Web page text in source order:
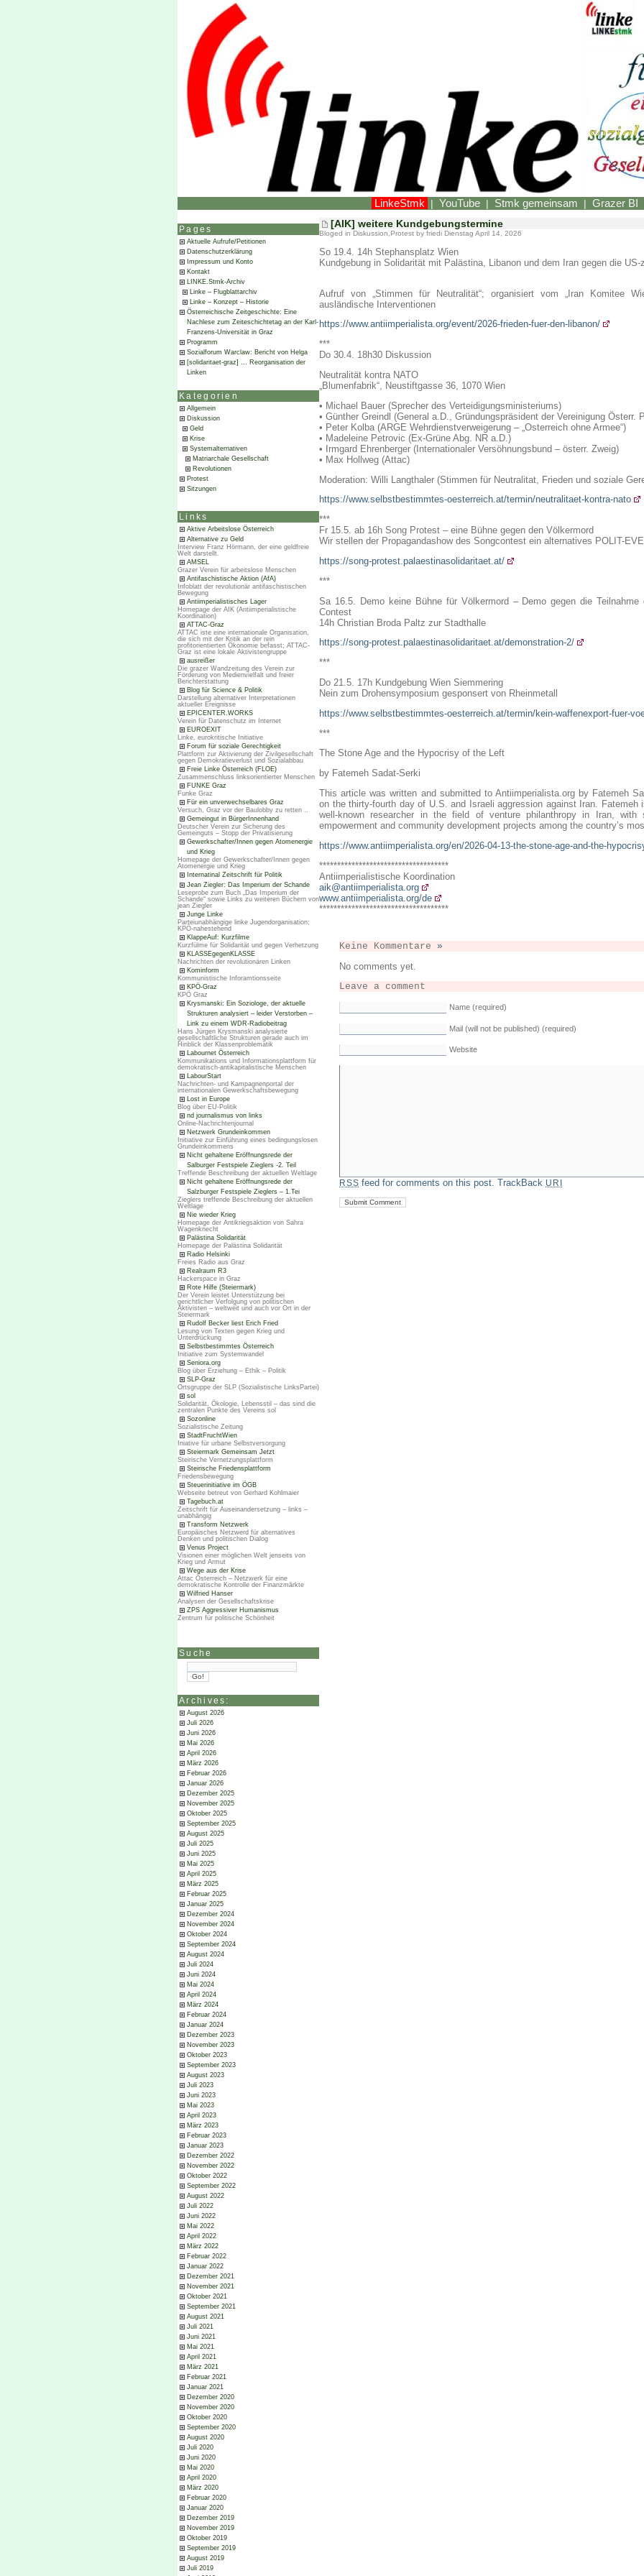
LinkeStmk | YouTube | Stmk gemeinsam | Grazer BI
Pages
Aktuelle Aufrufe/Petitionen
Datenschutzerklärung
Impressum und Konto
Kontakt
LINKE.Stmk-Archiv
Linke – Flugblattarchiv
Linke – Konzept – Historie
Österreichische Zeitgeschichte: Eine
Nachlese zum Zeiteschichtetag an der Karl-
Franzens-Universität in Graz
Programm
Sozialforum Warclaw: Bericht von Helga
[solidaritaet-graz] … Reorganisation der
Linken
Kategorien
Allgemein
Diskussion
Geld
Krise
Systemalternativen
Matriarchale Gesellschaft
Revolutionen
Protest
Sitzungen
Links
Aktive Arbeitslose Österreich
Alternative zu Geld
Interview Franz Hörmann, der eine geldfreie
Welt darstellt.
AMSEL
Grazer Verein für arbeitslose Menschen
Antifaschistische Aktion (AfA)
Infoblatt der revolutionär antifaschistischen
Bewegung
Antiimperialistisches Lager
Homepage der AIK (Antiimperialistische
Koordination)
ATTAC-Graz
ATTAC iste eine internationale Organisation,
die sich mit der Kritik an der rein
profitorientierten Ökonomie befasst; ATTAC-
Graz ist eine lokale Aktivistengruppe
ausreißer
Die grazer Wandzeitung des Verein zur
Förderung von Medienvielfalt und freier
Berichterstattung
Blog für Science & Politik
Darstellung alternativer Interpretationen
aktueller Ereignisse
EPICENTER.WORKS
Verein für Datenschutz im Internet
EUROEXIT
Linke, eurokritische Initiative
Forum für soziale Gerechtigkeit
Plattform zur Aktivierung der Zivilgesellschaft
gegen Demokratieverlust und Sozialabbau
Freie Linke Österreich (FLOE)
Zusammenschluss linksorientierter Menschen
FUNKE Graz
Funke Graz
Für ein unverwechselbares Graz
Versuch, Graz vor der Baulobby zu retten ..
Gemeingut in BürgerInnenhand
Deutscher Verein zur Sicherung des
Gemeinguts – Stopp der Privatisierung
Gewerkschafter/Innen gegen Atomenergie
und Krieg
Homepage der Gewerkschafter/Innen gegen
Atomenergie und Krieg
Internatinal Zeitschrift für Politik
Jean Ziegler: Das Imperium der Schande
Leseprobe zum Buch „Das Imperium der
Schande“ sowie Links zu weiteren Büchern von
jean Ziegler
Junge Linke
Parteiunabhängige linke Jugendorganisation;
KPÖ-nahestehend
KlappeAuf: Kurzfilme
Kurzfülme für Solidarität und gegen Verhetzung
KLASSEgegenKLASSE
Nachrichten der revolutionären Linken
Kominform
Kommunistische Inforamtionsseite
KPÖ-Graz
KPÖ Graz
Krysmanski: Ein Soziologe, der aktuelle
Strukturen analysiert – leider Verstorben –
Link zu einem WDR-Radiobeitrag
Hans Jürgen Krysmanski analysierte
gesellschaftliche Strukturen gerade auch im
Hinblick der Klassenproblematik
Labournet Österreich
Kommunikations und Informationsplattform für
demokratisch-antikapitalistische Menschen
LabourStart
Nachrichten- und Kampagnenportal der
internationalen Gewerkschaftsbewegung
Lost in Europe
Blog über EU-Politik
nd journalismus von links
Online-Nachrichtenjournal
Netzwerk Grundeinkommen
Initiative zur Einführung eines bedingungslosen
Grundeinkommens
Nicht gehaltene Eröffnungsrede der
Salburger Festspiele Zieglers -2. Teil
Treffende Beschreibung der aktuellen Weltlage
Nicht gehaltene Eröffnungsrede der
Salzburger Festspiele Zieglers – 1.Tei
Zieglers treffende Beschreibung der aktuellen
Weltlage
Nie wieder Krieg
Homepage der Antikriegsaktion von Sahra
Wagenknecht
Palästina Solidarität
Homepage der Palästina Solidarität
Radio Helsinki
Freies Radio aus Graz
Realraum R3
Hackerspace in Graz
Rote Hilfe (Steiermark)
Der Verein leistet Unterstützung bei
gerichtlicher Verfolgung von politischen
Aktivisten – weltweit und auch vor Ort in der
Steiermark
Rudolf Becker liest Erich Fried
Lesung von Texten gegen Krieg und
Unterdrückung
Selbstbestimmtes Österreich
Initiative zum Systemwandel
Seniora.org
Blog über Erziehung – Ethik – Politik
SLP-Graz
Ortsgruppe der SLP (Sozialistische LinksPartei)
sol
Solidarität, Ökologie, Lebensstil – das sind die
zentralen Punkte des Vereins sol
Sozonline
Sozialistische Zeitung
StadtFruchtWien
Iniative für urbane Selbstversorgung
Steiermark Gemeinsam Jetzt
Steirische Vernetzungsplattform
Steirische Friedensplattform
Friedensbewegung
Steuerinitiative im ÖGB
Webseite betreut von Gerhard Kohlmaier
Tagebuch.at
Zeitschrift für Auseinandersetzung – links –
unabhängig
Transform Netzwerk
Europäisches Netzwerd für alternatives
Denken und politischen Dialog
Venus Project
Visionen einer möglichen Welt jenseits von
Krieg und Armut
Wege aus der Krise
Attac Österreich – Netzwerk für eine
demokratische Kontrolle der Finanzmärkte
Wilfried Hanser
Analysen der Gesellschaftskrise
ZPS Aggressiver Humanismus
Zentrum für politische Schönheit
Suche
Archives:
August 2026
Juli 2026
Juni 2026
Mai 2026
April 2026
März 2026
Februar 2026
Januar 2026
Dezember 2025
November 2025
Oktober 2025
September 2025
August 2025
Juli 2025
Juni 2025
Mai 2025
April 2025
März 2025
Februar 2025
Januar 2025
Dezember 2024
November 2024
Oktober 2024
September 2024
August 2024
Juli 2024
Juni 2024
Mai 2024
April 2024
März 2024
Februar 2024
Januar 2024
Dezember 2023
November 2023
Oktober 2023
September 2023
August 2023
Juli 2023
Juni 2023
Mai 2023
April 2023
März 2023
Februar 2023
Januar 2023
Dezember 2022
November 2022
Oktober 2022
September 2022
August 2022
Juli 2022
Juni 2022
Mai 2022
April 2022
März 2022
Februar 2022
Januar 2022
Dezember 2021
November 2021
Oktober 2021
September 2021
August 2021
Juli 2021
Juni 2021
Mai 2021
April 2021
März 2021
Februar 2021
Januar 2021
Dezember 2020
November 2020
Oktober 2020
September 2020
August 2020
Juli 2020
Juni 2020
Mai 2020
April 2020
März 2020
Februar 2020
Januar 2020
Dezember 2019
November 2019
Oktober 2019
September 2019
August 2019
Juli 2019
[AIK] weitere Kundgebungstermine
Bloged in Diskussion Protest by friedi Dienstag April 14, 2026
So 19.4. 14h Stephansplatz Wien
Kundgebung in Solidarität mit Palästina, Libanon und dem Iran gegen die
Aufruf von „Stimmen für Neutralität“; organisiert vom „Iran Komitee
ausländische Interventionen
https://www.antiimperialista.org/event/2026-frieden-fuer-den-libanon/
***
Do 30.4. 18h30 Diskussion
Neutralität kontra NATO
„Blumenfabrik“, Neustiftgasse 36, 1070 Wien
• Michael Bauer (Sprecher des Verteidigungsministeriums)
• Günther Greindl (General a.D., Gründungspräsident der Vereinigung Österr.
• Peter Kolba (ARGE Wehrdienstverweigerung – „Osterreich ohne Armee“)
• Madeleine Petrovic (Ex-Grüne Abg. NR a.D.)
• Irmgard Ehrenberger (Internationaler Versöhnungsbund – österr. Zweig)
• Max Hollweg (Attac)
Moderation: Willi Langthaler (Stimmen für Neutralitat, Frieden und soziale
https://www.selbstbestimmtes-oesterreich.at/termin/neutralitaet-kontra-nato
***
Fr 15.5. ab 16h Song Protest – eine Bühne gegen den Völkermord
Wir stellen der Propagandashow des Songcontest ein alternatives POLIT-
https://song-protest.palaestinasolidaritaet.at/
***
Sa 16.5. Demo keine Bühne für Völkermord – Demo gegen die
Contest
14h Christian Broda Paltz zur Stadthalle
https://song-protest.palaestinasolidaritaet.at/demonstration-2/
***
Do 21.5. 17h Kundgebung Wien Siemmering
Nein zum Drohensymposium gesponsert von Rheinmetall
https://www.selbstbestimmtes-oesterreich.at/termin/kein-waffenexport-fuer-
***
The Stone Age and the Hypocrisy of the Left
by Fatemeh Sadat-Serki
This article was written and submitted to Antiimperialista.org by Fatemeh
on the thirty-fourth day of U.S. and Israeli aggression against Iran.
well-known researcher in the field of venture philanthropy in Iran, with
empowerment and community development projects among the country’s
https://www.antiimperialista.org/en/2026-04-13-the-stone-age-and-the-
************************************
Antiimperialistische Koordination
aik@antiimperialista.org
www.antiimperialista.org/de
************************************
Keine Kommentare »
No comments yet.
Leave a comment
Name (required)
Mail (will not be published) (required)
Website
RSS feed for comments on this post. TrackBack URI